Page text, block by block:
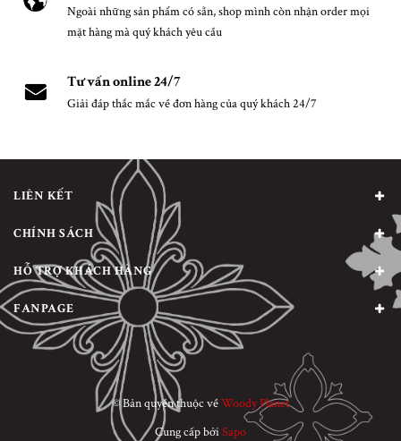
Ngoài những sản phẩm có sẵn, shop mình còn nhận order mọi
mặt hàng mà quý khách yêu cầu
Tư vấn online 24/7
Giải đáp thắc mắc về đơn hàng của quý khách 24/7
LIÊN KẾT
CHÍNH SÁCH
HỖ TRỢ KHÁCH HÀNG
FANPAGE
© Bản quyền thuộc vềWoody Planet
Cung cấp bởiSapo